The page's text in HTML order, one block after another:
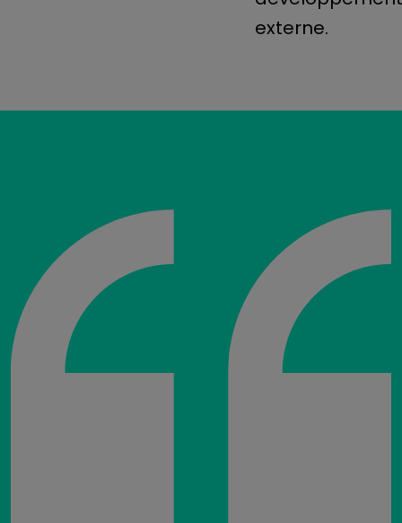
externe.